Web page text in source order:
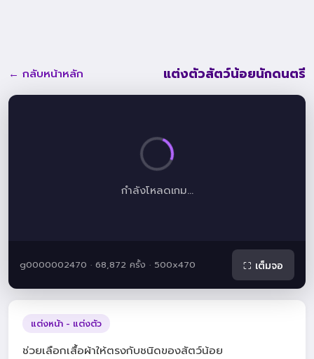
← กลับหน้าหลัก แต่งตัวสัตว์น้อยนักดนตรี
กำลังโหลดเกม...
g0000002470 · 68,872 ครั้ง · 500x470 ⛶ เต็มจอ
แต่งหน้า - แต่งตัว
ช่วยเลือกเสื้อผ้าให้ตรงกับชนิดของสัตว์น้อย